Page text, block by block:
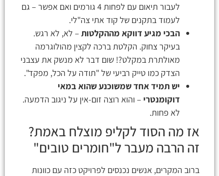
לעבור תיאום עם לפחות 4 גורמים ואם אפשר – גם
לעמוד בתקנים של קוד אתי צה"לי.
הבכי מגיע דווקא מההקלטות – לא, לא רגש.
בעיקר צחוק. הקלטת ברכה לקצין מהולוגרמה
מאולתרת במקלט?! שום דבר לא מנשק את עצבני
הצדק כמו טייק רביעי של "תודה על הכל, מפקד".
יש תמיד אחד שמשוכנע שהוא במאי
דוקומנטרי – והוא רוצה זום-אין על ניגוב הדמעה.
לא פחות.
אז מה הסוד לקליפ מוצלח באמת?
זה הרבה מעבר ל"חומרים טובים"
ברוב המקרים, אנשים נכנסים לפרויקט כזה עם כוונות